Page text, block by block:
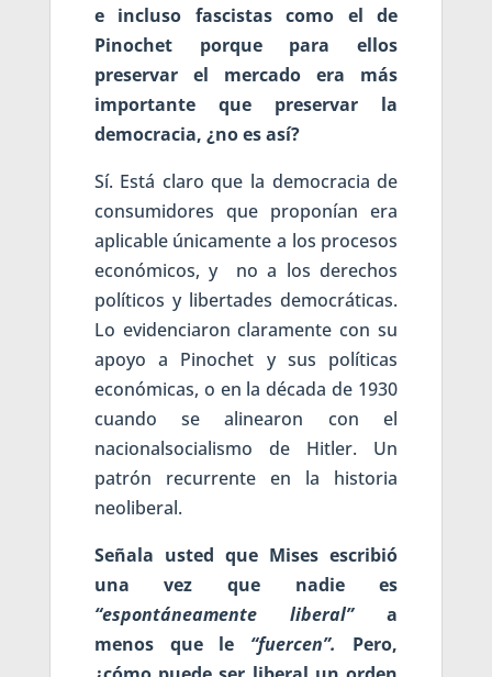
e incluso fascistas como el de
Pinochet porque para ellos
preservar el mercado era más
importante que preservar la
democracia, ¿no es así?
Sí. Está claro que la democracia de
consumidores que proponían era
aplicable únicamente a los procesos
económicos, y no a los derechos
políticos y libertades democráticas.
Lo evidenciaron claramente con su
apoyo a Pinochet y sus políticas
económicas, o en la década de 1930
cuando se alinearon con el
nacionalsocialismo de Hitler. Un
patrón recurrente en la historia
neoliberal.
Señala usted que Mises escribió
una vez que nadie es
“espontáneamente liberal”a
menos que le “fuercen”.
Pero,